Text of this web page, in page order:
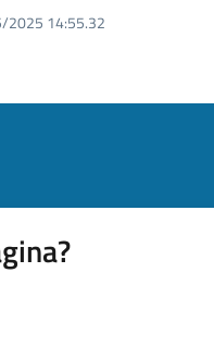
2025 14:55.32